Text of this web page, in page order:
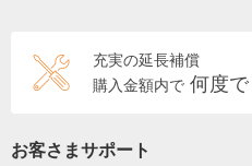
充実の延長補償
購入金額内で 何度
お客さまサポート